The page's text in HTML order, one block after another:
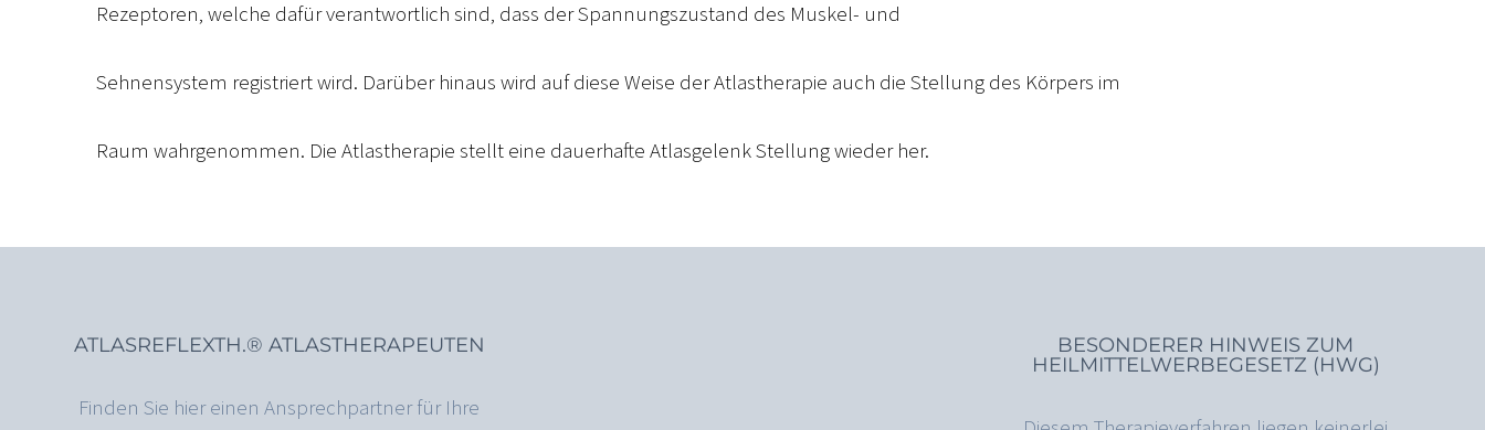
Rezeptoren, welche dafür verantwortlich sind, dass der Spannungszustand des Muskel- und
Sehnensystem registriert wird. Darüber hinaus wird auf diese Weise der Atlastherapie auch die Stellung des Körpers im
Raum wahrgenommen. Die Atlastherapie stellt eine dauerhafte Atlasgelenk Stellung wieder her.
ATLASREFLEXTH.® ATLASTHERAPEUTEN
Finden Sie hier einen Ansprechpartner für Ihre
BESONDERER HINWEIS ZUM
HEILMITTELWERBEGESETZ (HWG)